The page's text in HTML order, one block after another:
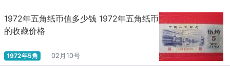
1972年五角纸币值多少钱 1972年五角纸币
的收藏价格
1972年5角 02月10号